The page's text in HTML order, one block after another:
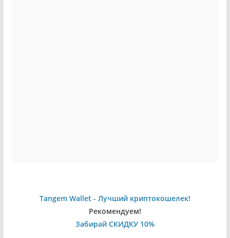
Tangem Wallet - Лучший криптокошелек!
Рекомендуем!
Забирай СКИДКУ 10%